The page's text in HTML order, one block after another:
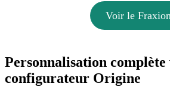
Voir le Fraxion
Personnalisation complète
configurateur Origine